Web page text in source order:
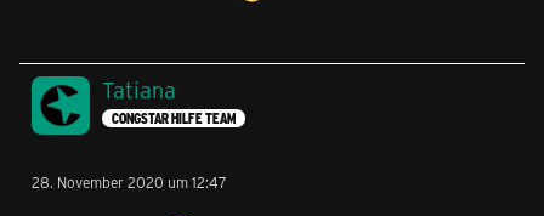
Tatiana
CONGSTAR HILFE TEAM
28. November 2020 um 12:47